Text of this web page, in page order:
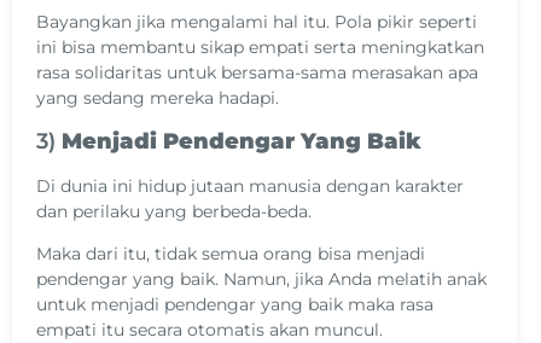
Bayangkan jika mengalami hal itu. Pola pikir seperti
ini bisa membantu sikap empati serta meningkatkan
rasa solidaritas untuk bersama-sama merasakan apa
yang sedang mereka hadapi.
3) Menjadi Pendengar Yang Baik
Di dunia ini hidup jutaan manusia dengan karakter
dan perilaku yang berbeda-beda.
Maka dari itu, tidak semua orang bisa menjadi
pendengar yang baik. Namun, jika Anda melatih anak
untuk menjadi pendengar yang baik maka rasa
empati itu secara otomatis akan muncul.